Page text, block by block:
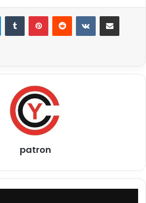
LinkedInTumblr PinterestReddit VKontakteE-Posta ile paylaş
patron